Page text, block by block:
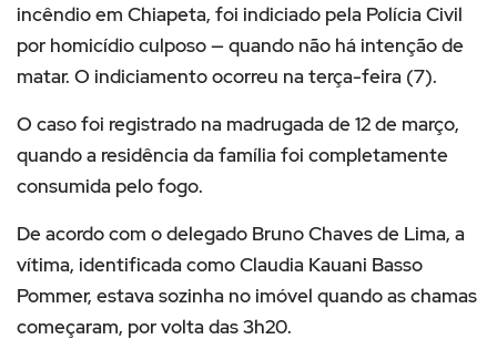
incêndio em Chiapeta, foi indiciado pela Polícia Civil
por homicídio culposo — quando não há intenção de
matar. O indiciamento ocorreu na terça-feira (7).
O caso foi registrado na madrugada de 12 de março,
quando a residência da família foi completamente
consumida pelo fogo.
De acordo com o delegado Bruno Chaves de Lima, a
vítima, identificada como Claudia Kauani Basso
Pommer, estava sozinha no imóvel quando as chamas
começaram, por volta das 3h20.